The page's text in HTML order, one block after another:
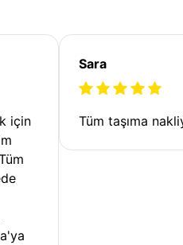
için
Sara
Tüm taşıma